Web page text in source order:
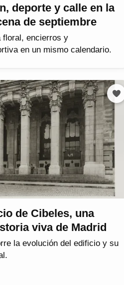
deporte y calle en la
de septiembre
floral, encierros y
en un mismo calendario.
de Cibeles, una
viva de Madrid
la evolución del edificio y su